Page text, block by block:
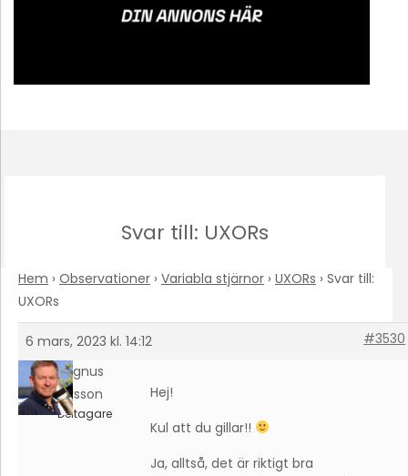
Svar till: UXORs
Hem › Observationer › Variabla stjärnor › UXORs › Svar till:
UXORs
6 mars, 2023 kl. 14:12
#3530
Magnus
Larsson
Deltagare
Hej!
Kul att du gillar!!
Ja, alltså, det är riktigt bra